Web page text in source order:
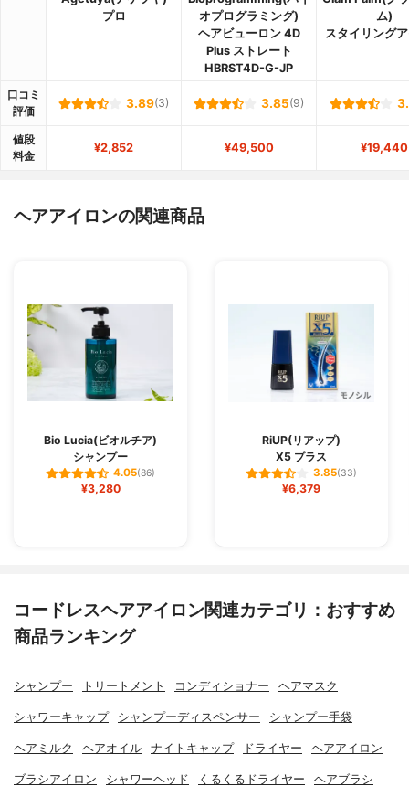
プロ
オプログラミング)
ヘアビューロン 4D
Plus ストレート
HBRST4D-G-JP
ム)
スタイリング
口コミ
評価
3.89(3) 3.85(9)
値段
料金
¥2,852 ¥49,500 ¥19,440
ヘアアイロンの関連商品
Bio Lucia(ビオルチア)
シャンプー
4.05(86)
¥3,280
RiUP(リアップ)
X5 プラス
3.85(33)
¥6,379
コードレスヘアアイロン関連カテゴリ：おすすめ
商品ランキング
シャンプー トリートメント コンディショナー ヘアマスク
シャワーキャップ シャンプーディスペンサー シャンプー手袋
ヘアミルク ヘアオイル ナイトキャップ ドライヤー ヘアアイロン
ブラシアイロン シャワーヘッド くるくるドライヤー ヘアブラシ